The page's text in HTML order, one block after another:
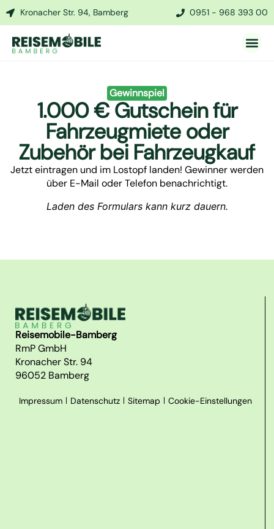
Kronacher Str. 94, Bamberg 0951 - 968 393 00
Gewinnspiel
1.000 € Gutschein für
Fahrzeugmiete oder
Zubehör bei Fahrzeugkauf
Jetzt eintragen und im Lostopf landen! Gewinner werden
über E-Mail oder Telefon benachrichtigt.
Laden des Formulars kann kurz dauern.
Reisemobile-Bamberg
RmP GmbH
Kronacher Str. 94
96052 Bamberg
Impressum Datenschutz Sitemap Cookie-Einstellungen